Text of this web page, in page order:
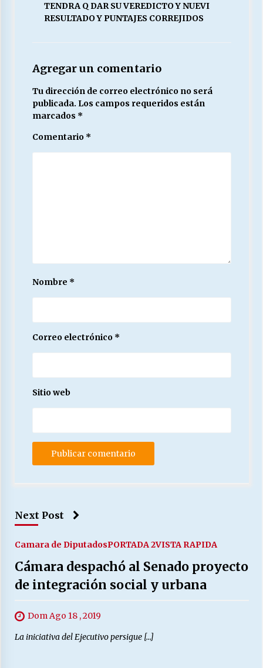
TENDRA Q DAR SU VEREDICTO Y NUEVI
RESULTADO Y PUNTAJES CORREJIDOS
Agregar un comentario
Tu dirección de correo electrónico no será
publicada. Los campos requeridos están
marcados *
Comentario *
Nombre *
Correo electrónico *
Sitio web
Next Post
Camara de DiputadosPORTADA 2VISTA RAPIDA
Cámara despachó al Senado proyecto
de integración social y urbana
Dom Ago 18 , 2019
La iniciativa del Ejecutivo persigue […]